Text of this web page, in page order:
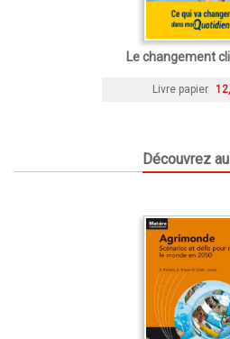
Le changement
Livre papier
Découvrez